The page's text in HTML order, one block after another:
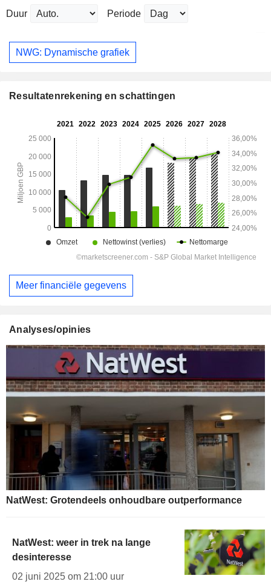
Duur Periode
NWG: Dynamische grafiek
Resultatenrekening en schattingen
Meer financiële gegevens
Analyses/opinies
NatWest: Grotendeels onhoudbare outperformance
NatWest: weer in trek na lange
desinteresse
02 juni 2025 om 21:00 uur